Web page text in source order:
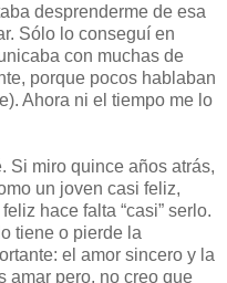
desprenderme de esa
Sólo lo conseguí en
con muchas de
porque pocos hablaban
Ahora ni el tiempo me lo
Si miro quince años atrás,
un joven casi feliz,
hace falta “casi” serlo.
tiene o pierde la
el amor sincero y la
amar pero, no creo que